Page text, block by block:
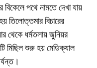
পথে নামতে দেখা যায়
তিলোত্তমার বিচারের
থেকে ধর্মতলায় জুনিয়র
মিছিল শুরু হয় মেডিক্যাল